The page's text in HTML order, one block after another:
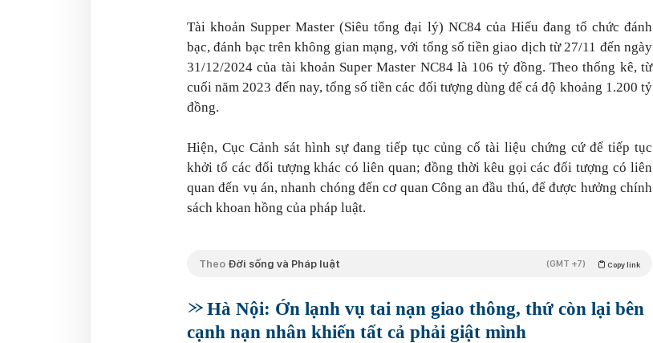
Tài khoản Supper Master (Siêu tổng đại lý) NC84 của Hiếu đang tổ chức đánh
bạc, đánh bạc trên không gian mạng, với tổng số tiền giao dịch từ 27/11 đến ngày
31/12/2024 của tài khoản Super Master NC84 là 106 tỷ đồng. Theo thống kê, từ
cuối năm 2023 đến nay, tổng số tiền các đối tượng dùng để cá độ khoảng 1.200 tỷ
đồng.
Hiện, Cục Cảnh sát hình sự đang tiếp tục củng cố tài liệu chứng cứ để tiếp tục
khởi tố các đối tượng khác có liên quan; đồng thời kêu gọi các đối tượng có liên
quan đến vụ án, nhanh chóng đến cơ quan Công an đầu thú, để được hưởng chính
sách khoan hồng của pháp luật.
Theo Đời sống và Pháp luật Copy link
(GMT +7)
Hà Nội: Ớn lạnh vụ tai nạn giao thông, thứ còn lại bên
cạnh nạn nhân khiến tất cả phải giật mình